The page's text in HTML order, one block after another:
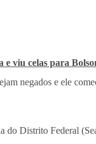
e viu celas para
negados e ele
do Distrito Federal